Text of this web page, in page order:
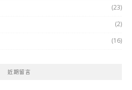
(23)
(2)
(16)
近期留言